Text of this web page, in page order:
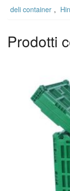
deli container ,
Prodotti